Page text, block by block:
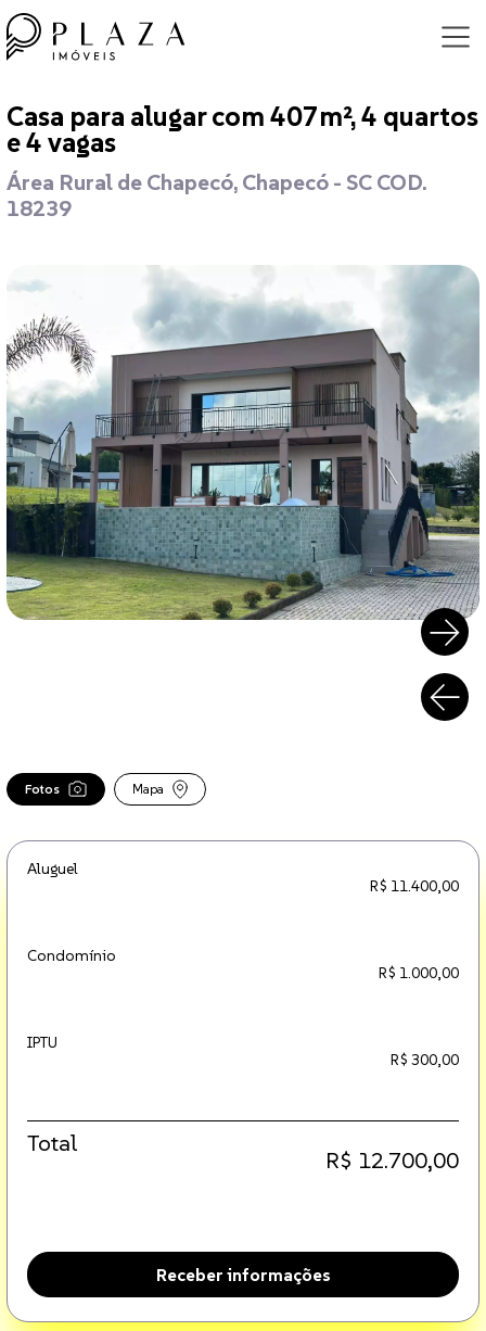
Casa para alugar com 407m², 4 quartos
e 4 vagas
Área Rural de Chapecó, Chapecó - SC COD.
18239
Fotos Mapa
Aluguel
R$ 11.400,00
Condomínio
R$ 1.000,00
IPTU
R$ 300,00
Total
R$ 12.700,00
Receber informações